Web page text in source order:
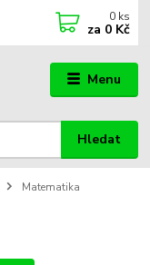
Menu
Hledat
0 ks
za 0 Kč
Matematika